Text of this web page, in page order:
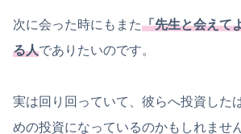
次に会った時にもまた「先生と会えて
る人でありたいのです。
実は回り回っていて、彼らへ投資した
めの投資になっているのかもしれませ